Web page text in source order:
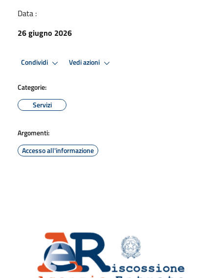
Data :
26 giugno 2026
Condividi Vedi azioni
Categorie:
Servizi
Argomenti:
Accesso all'informazione